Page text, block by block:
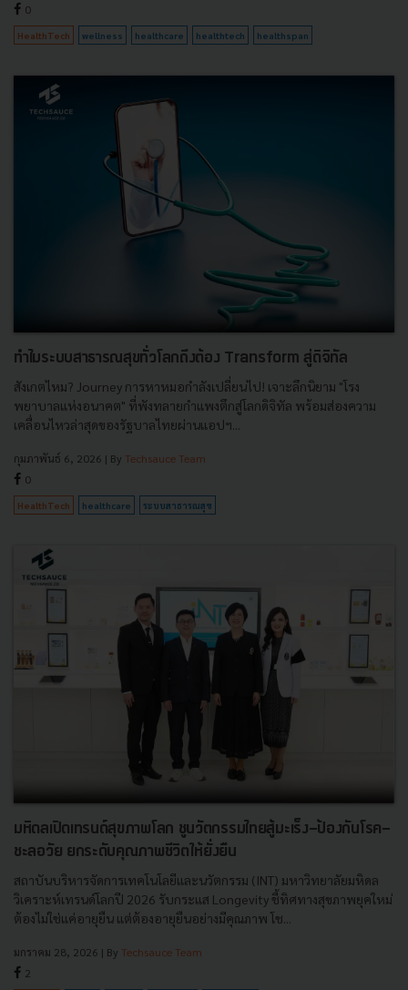
0
HealthTech wellness healthcare healthtech healthspan
ทำไมระบบสาธารณสุขทั่วโลกถึงต้อง Transform สู่ดิจิทัล
สังเกตไหม? Journey การหาหมอกำลังเปลี่ยนไป! เจาะลึกนิยาม "โรง
พยาบาลแห่งอนาคต" ที่พังทลายกำแพงตึกสู่โลกดิจิทัล พร้อมส่องความ
เคลื่อนไหวล่าสุดของรัฐบาลไทยผ่านแอปฯ...
กุมภาพันธ์ 6, 2026 | By Techsauce Team
0
HealthTech healthcare ระบบสาธารณสุข
มหิดลเปิดเทรนด์สุขภาพโลก ชูนวัตกรรมไทยสู้มะเร็ง-ป้องกันโรค-
ชะลอวัย ยกระดับคุณภาพชีวิตให้ยั่งยืน
สถาบันบริหารจัดการเทคโนโลยีและนวัตกรรม (INT) มหาวิทยาลัยมหิดล
วิเคราะห์เทรนด์โลกปี 2026 รับกระแส Longevity ชี้ทิศทางสุขภาพยุคใหม่
ต้องไม่ใช่แค่อายุยืน แต่ต้องอายุยืนอย่างมีคุณภาพ โช...
มกราคม 28, 2026 | By Techsauce Team
2